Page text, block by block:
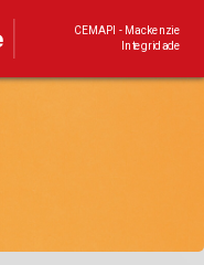
CEMAPI - Mackenzie
Integridade